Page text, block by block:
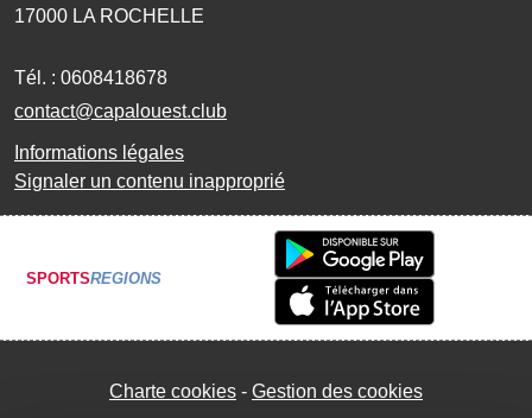
17000 LA ROCHELLE
Tél. : 0608418678
contact@capalouest.club
Informations légales
Signaler un contenu inapproprié
SPORTSREGIONS
Charte cookies Gestion des cookies